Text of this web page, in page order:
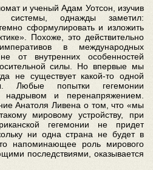
и ученый Адам Уотсон, изучив
системы, однажды заметил:
сформулировать и изложить
Похоже, это действительно
в международных
от внутренних особенностей
силы. Но впервые мы
не существует какой-то одной
Любые попытки гегемонии
надрывом и перенапряжением.
Анатоля Ливена о том, что «мы
мировому устройству, при
гегемонии не придет
ни одна страна не будет в
напоминающее роль мирового
последствиями, оказывается